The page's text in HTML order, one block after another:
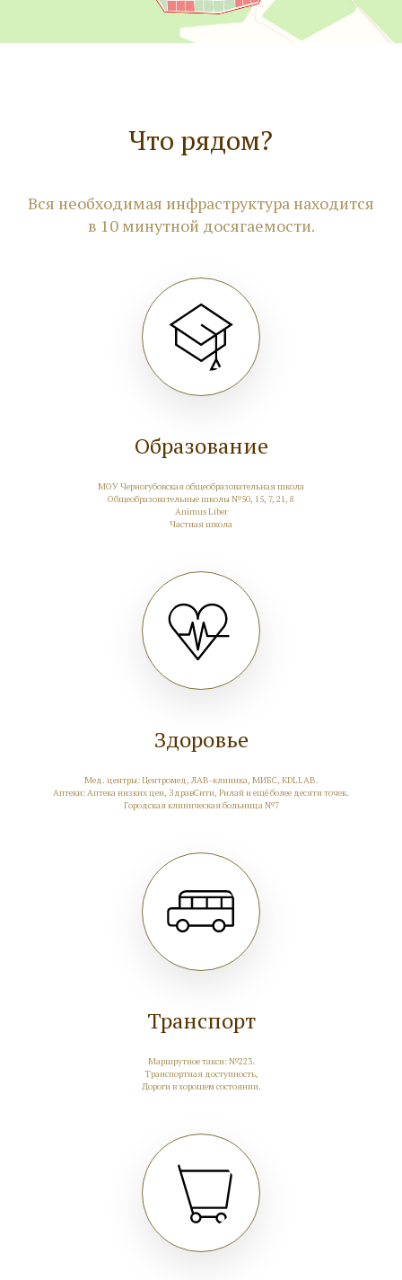
Отправить
Что рядом?
Вся необходимая инфраструктура находится
в 10 минутной досягаемости.
Образование
МОУ Черногубовская общеобразовательная школа
Общеобразовательные школы №50, 15, 7, 21, 8
Animus Liber
Частная школа
Здоровье
Мед. центры: Центромед, ЛАВ-клиника, МИБС, KDLLAB.
Аптеки: Аптека низких цен, ЗдравСити, Рилай и ещё более десяти точек.
Городская клиническая больница №7
Транспорт
Маршрутное такси: №223.
Транспортная доступность,
Дороги в хорошем состоянии.